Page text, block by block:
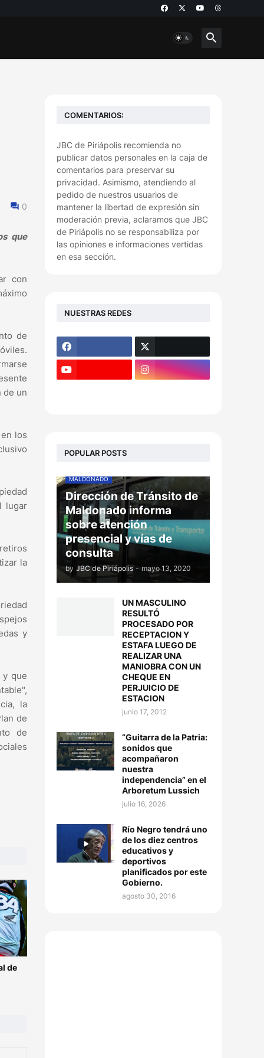
0
que
con
de
de un
los
lugar
la
y
y que
la
de
de
de
COMENTARIOS:
JBC de Piriápolis recomienda no
publicar datos personales en la caja de
comentarios para preservar su
privacidad. Asimismo, atendiendo al
pedido de nuestros usuarios de
mantener la libertad de expresión sin
moderación previa, aclaramos que JBC
de Piriápolis no se responsabiliza por
las opiniones e informaciones vertidas
en esa sección.
NUESTRAS REDES
POPULAR POSTS
MALDONADO
Dirección de Tránsito de
Maldonado informa
sobre atención
presencial y vías de
consulta
by JBC de Piriápolis - mayo 13, 2020
UN MASCULINO
RESULTÓ
PROCESADO POR
RECEPTACION Y
ESTAFA LUEGO DE
REALIZAR UNA
MANIOBRA CON UN
CHEQUE EN
PERJUICIO DE
ESTACION
junio 17, 2012
“Guitarra de la Patria:
sonidos que
acompañaron
nuestra
independencia” en el
Arboretum Lussich
julio 16, 2026
Río Negro tendrá uno
de los diez centros
educativos y
deportivos
planificados por este
Gobierno.
agosto 30, 2016